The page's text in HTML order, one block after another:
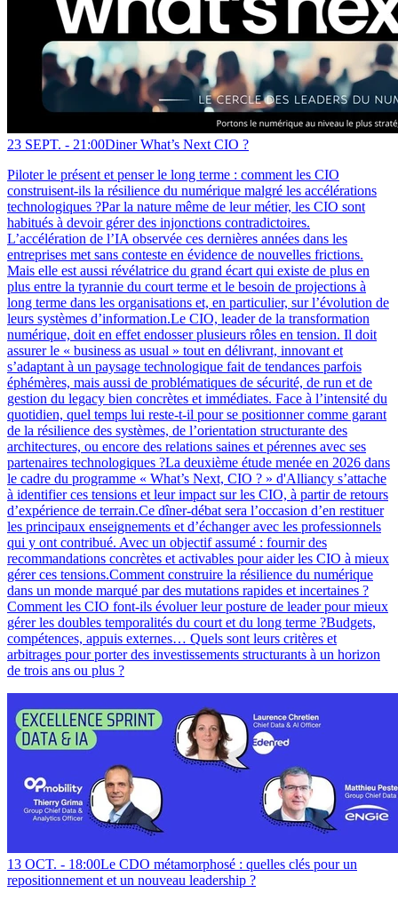
23 SEPT. - 21:00Diner What’s Next CIO ?
Piloter le présent et penser le long terme : comment les CIO
construisent-ils la résilience du numérique malgré les accélérations
technologiques ?Par la nature même de leur métier, les CIO sont
habitués à devoir gérer des injonctions contradictoires.
L’accélération de l’IA observée ces dernières années dans les
entreprises met sans conteste en évidence de nouvelles frictions.
Mais elle est aussi révélatrice du grand écart qui existe de plus en
plus entre la tyrannie du court terme et le besoin de projections à
long terme dans les organisations et, en particulier, sur l’évolution de
leurs systèmes d’information.Le CIO, leader de la transformation
numérique, doit en effet endosser plusieurs rôles en tension. Il doit
assurer le « business as usual » tout en délivrant, innovant et
s’adaptant à un paysage technologique fait de tendances parfois
éphémères, mais aussi de problématiques de sécurité, de run et de
gestion du legacy bien concrètes et immédiates. Face à l’intensité du
quotidien, quel temps lui reste-t-il pour se positionner comme garant
de la résilience des systèmes, de l’orientation structurante des
architectures, ou encore des relations saines et pérennes avec ses
partenaires technologiques ?La deuxième étude menée en 2026 dans
le cadre du programme « What’s Next, CIO ? » d'Alliancy s’attache
à identifier ces tensions et leur impact sur les CIO, à partir de retours
d’expérience de terrain.Ce dîner-débat sera l’occasion d’en restituer
les principaux enseignements et d’échanger avec les professionnels
qui y ont contribué. Avec un objectif assumé : fournir des
recommandations concrètes et activables pour aider les CIO à mieux
gérer ces tensions.Comment construire la résilience du numérique
dans un monde marqué par des mutations rapides et incertaines ?
Comment les CIO font-ils évoluer leur posture de leader pour mieux
gérer les doubles temporalités du court et du long terme ?Budgets,
compétences, appuis externes… Quels sont leurs critères et
arbitrages pour porter des investissements structurants à un horizon
de trois ans ou plus ?
13 OCT. - 18:00Le CDO métamorphosé : quelles clés pour un
repositionnement et un nouveau leadership ?